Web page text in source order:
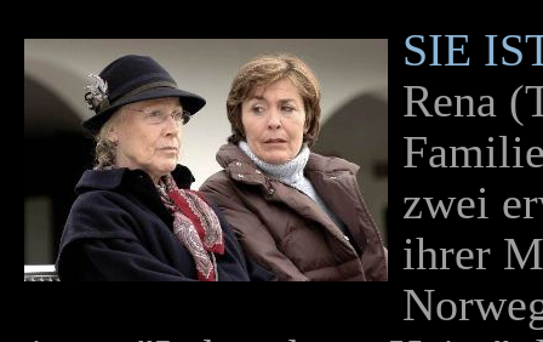
SIE
Rena (
zwei
ihrer